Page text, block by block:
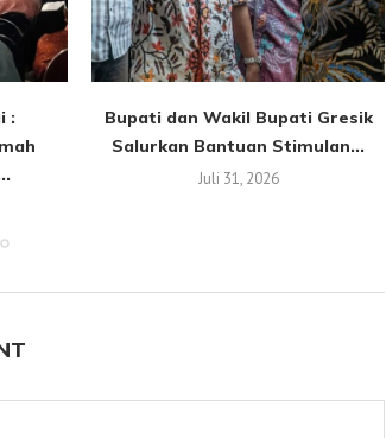
:
Bupati dan Wakil Bupati Gresik
Salurkan Bantuan Stimulan...
Juli 31, 2026